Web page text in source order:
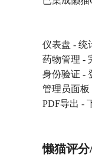
仪表盘 - 统
药物管理 -
身份验证 -
管理员面板
PDF导出 -
懒猫评